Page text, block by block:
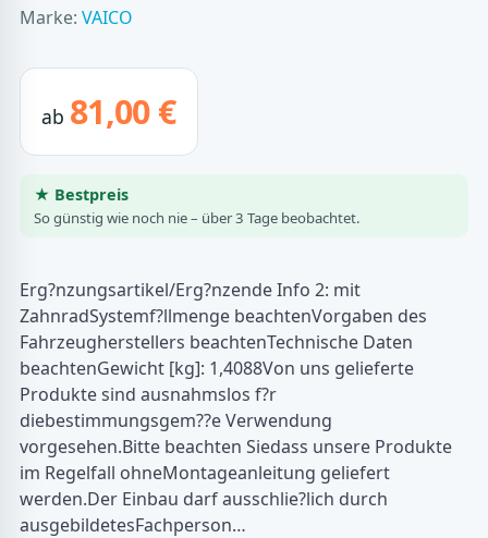
Marke: VAICO
ab 81,00 €
★ Bestpreis
So günstig wie noch nie – über 3 Tage beobachtet.
Erg?nzungsartikel/Erg?nzende Info 2: mit
ZahnradSystemf?llmenge beachtenVorgaben des
Fahrzeugherstellers beachtenTechnische Daten
beachtenGewicht [kg]: 1,4088Von uns gelieferte
Produkte sind ausnahmslos f?r
diebestimmungsgem??e Verwendung
vorgesehen.Bitte beachten Siedass unsere Produkte
im Regelfall ohneMontageanleitung geliefert
werden.Der Einbau darf ausschlie?lich durch
ausgebildetesFachperson…